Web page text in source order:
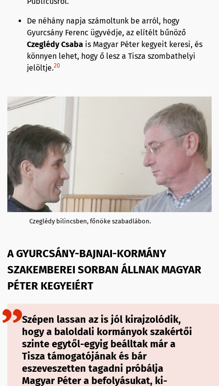
De néhány napja számoltunk be arról, hogy
Gyurcsány Ferenc ügyvédje, az elítélt bűnöző
Czeglédy Csaba is Magyar Péter kegyeit keresi, és
könnyen lehet, hogy ő lesz a Tisza szombathelyi
jelöltje.20
Czeglédy bilincsben, főnöke szabadlábon.
A GYURCSÁNY-BAJNAI-KORMÁNY
SZAKEMBEREI SORBAN ÁLLNAK MAGYAR
PÉTER KEGYEIÉRT
Szépen lassan az is jól kirajzolódik,
hogy a baloldali kormányok szakértői
szinte egytől-egyig beálltak már a
Tisza támogatójának és bár
eszeveszetten tagadni próbálja
Magyar Péter a befolyásukat, ki-